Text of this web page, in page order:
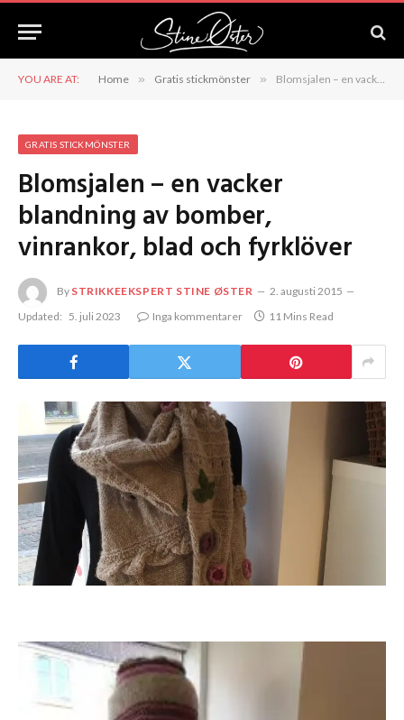
YOU ARE AT: Home » Gratis stickmönster » Blomsjalen – en vacker blandning av bomber, vinrankor, blad och fyrklöver
GRATIS STICKMÖNSTER
Blomsjalen – en vacker
blandning av bomber,
vinrankor, blad och fyrklöver
By STRIKKEEKSPERT STINE ØSTER
2. augusti 2015
Updated: 5. juli 2023 Inga kommentarer 11 Mins Read